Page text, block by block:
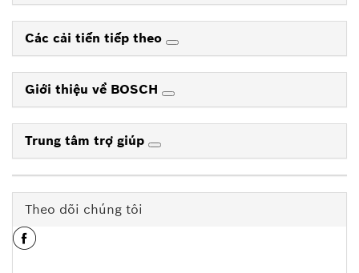
Các cải tiến tiếp theo
Giới thiệu về BOSCH
Trung tâm trợ giúp
Theo dõi chúng tôi